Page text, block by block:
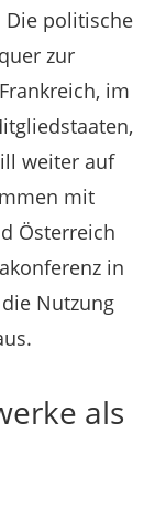
Die politische
zur
im
weiter auf
mit
Österreich
in
Nutzung
als